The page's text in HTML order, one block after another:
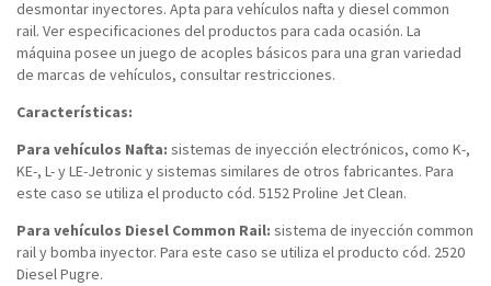
desmontar inyectores. Apta para vehículos nafta y diesel common
rail. Ver especificaciones del productos para cada ocasión. La
máquina posee un juego de acoples básicos para una gran variedad
de marcas de vehículos, consultar restricciones.
Características:
Para vehículos Nafta: sistemas de inyección electrónicos, como K-,
KE-, L- y LE-Jetronic y sistemas similares de otros fabricantes. Para
este caso se utiliza el producto cód. 5152 Proline Jet Clean.
Para vehículos Diesel Common Rail: sistema de inyección common
rail y bomba inyector. Para este caso se utiliza el producto cód. 2520
Diesel Pugre.